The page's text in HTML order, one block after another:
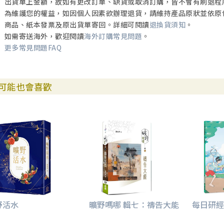
為維護您的權益，如因個人因素欲辦理退貨，請維持產品原狀並依
商品、紙本發票及原出貨單寄回。詳細可閱讀退換貨須知 。
如需寄送海外，歡迎閱讀海外訂購常見問題 。
更多常見問題FAQ
能也會喜歡
活水 曠野嗎哪 輯七：禱告大能 每日研